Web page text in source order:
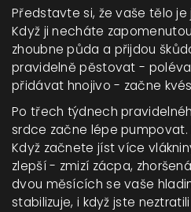
Představte si, že vaše tělo
Když ji necháte
zhoubne půda a přijdou
pravidelně pěstovat -
přidávat hnojivo - začne
Po třech týdnech
srdce začne lépe pumpovat.
Když začnete jíst více
zlepší - zmizí zácpa,
dvou měsících se vaše
stabilizuje, i když jste neztratili